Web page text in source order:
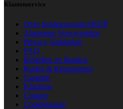
Klantenservice
Over Schapenvacht.SHOP
Algemene Voorwaarden
Privacy Verklaring
FAQ
Bestellen en Betalen
Ruilen & Retourneren
Garantie
Klachten
Contact
Cookiebeleid